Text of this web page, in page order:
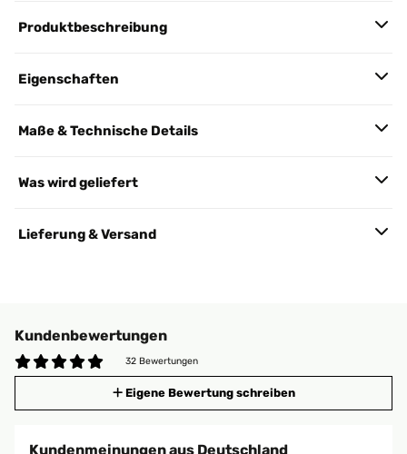
Produktbeschreibung
Eigenschaften
Maße & Technische Details
Was wird geliefert
Lieferung & Versand
Kundenbewertungen
32 Bewertungen
Eigene Bewertung schreiben
Kundenmeinungen aus Deutschland